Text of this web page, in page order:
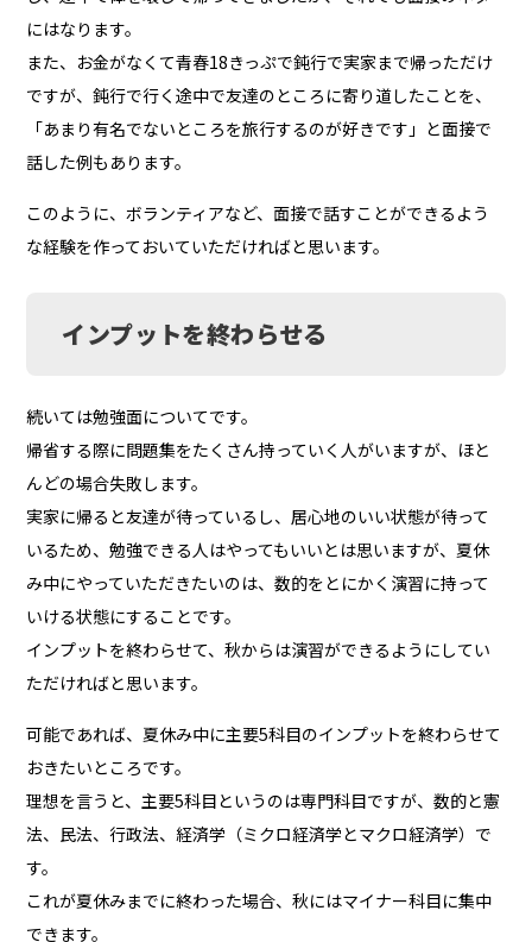
にはなります。
また、お金がなくて青春18きっぷで鈍行で実家まで帰っただけ
ですが、鈍行で行く途中で友達のところに寄り道したことを、
「あまり有名でないところを旅行するのが好きです」と面接で
話した例もあります。
このように、ボランティアなど、面接で話すことができるよう
な経験を作っておいていただければと思います。
インプットを終わらせる
続いては勉強面についてです。
帰省する際に問題集をたくさん持っていく人がいますが、ほと
んどの場合失敗します。
実家に帰ると友達が待っているし、居心地のいい状態が待って
いるため、勉強できる人はやってもいいとは思いますが、夏休
み中にやっていただきたいのは、数的をとにかく演習に持って
いける状態にすることです。
インプットを終わらせて、秋からは演習ができるようにしてい
ただければと思います。
可能であれば、夏休み中に主要5科目のインプットを終わらせて
おきたいところです。
理想を言うと、主要5科目というのは専門科目ですが、数的と憲
法、民法、行政法、経済学（ミクロ経済学とマクロ経済学）で
す。
これが夏休みまでに終わった場合、秋にはマイナー科目に集中
できます。